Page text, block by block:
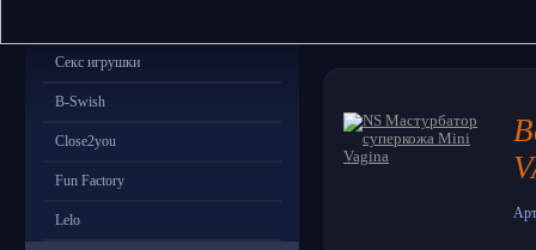
Секс игрушки
B-Swish
Close2you
Fun Factory
Lelo